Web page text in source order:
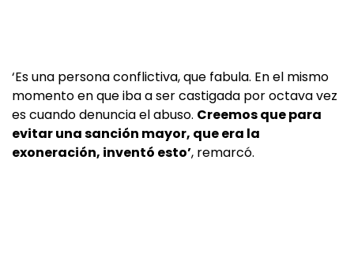
‘Es una persona conflictiva, que fabula. En el mismo
momento en que iba a ser castigada por octava vez
es cuando denuncia el abuso. Creemos que para
evitar una sanción mayor, que era la
exoneración, inventó esto’, remarcó.